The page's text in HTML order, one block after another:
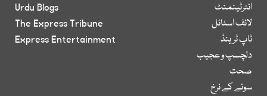
انٹرٹینمنٹ
لائف اسٹائل
ٹاپ ٹرینڈ
دلچسپ و عجیب
صحت
سونے کے نرخ
Urdu Blogs
The Express Tribune
Express Entertainment